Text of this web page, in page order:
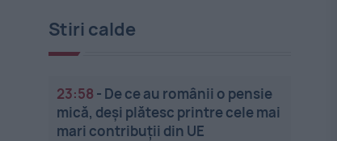
Stiri calde
23:58 - De ce au românii o pensie
mică, deși plătesc printre cele mai
mari contribuții din UE